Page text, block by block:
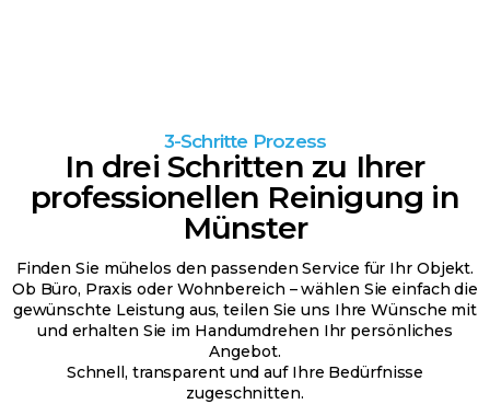
3-Schritte Prozess
In drei Schritten zu Ihrer
professionellen Reinigung in
Münster
Finden Sie mühelos den passenden Service für Ihr Objekt.
Ob Büro, Praxis oder Wohnbereich – wählen Sie einfach die
gewünschte Leistung aus, teilen Sie uns Ihre Wünsche mit
und erhalten Sie im Handumdrehen Ihr persönliches
Angebot.
Schnell, transparent und auf Ihre Bedürfnisse
zugeschnitten.